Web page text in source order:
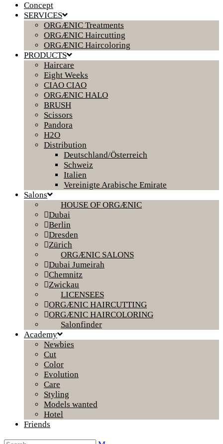
Concept
SERVICES
ORGÆNIC Treatments
ORGÆNIC Haircutting
ORGÆNIC Haircoloring
PRODUCTS
Haircare
Eight Weeks
CIAO CIAO
ORGÆNIC HALO
BRUSH
Scissors
Pandora
H2O
Distribution
Deutschland/Österreich
Schweiz
Italien
Vereinigte Arabische Emirate
Salons
HOUSE OF ORGÆNIC
Dubai
Berlin
Dresden
Zürich
ORGÆNIC SALONS
Dubai Jumeirah
Chemnitz
Zwickau
LICENSEES
ORGÆNIC HAIRCUTTING
ORGÆNIC HAIRCOLORING
Salonfinder
Academy
Newbies
Cut
Color
Evolution
Care
Styling
Models wanted
Hotel
Friends